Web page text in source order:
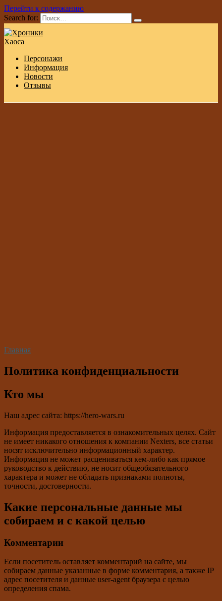
Перейти к содержанию
Search for:
Персонажи
Информация
Новости
Отзывы
Главная
Политика конфиденциальности
Кто мы
Наш адрес сайта: https://hero-wars.ru
Информация предоставляется в ознакомительных целях. Сайт
не имеет никакого отношения к компании Nexters, все статьи
носят исключительно информационный характер.
Информация не может расцениваться кем-либо как прямое
руководство к действию, не носит общеобязательного
характера и может не обладать признаками полноты,
точности, достоверности.
Какие персональные данные мы
собираем и с какой целью
Комментарии
Если посетитель оставляет комментарий на сайте, мы
собираем данные указанные в форме комментария, а также IP
адрес посетителя и данные user-agent браузера с целью
определения спама.